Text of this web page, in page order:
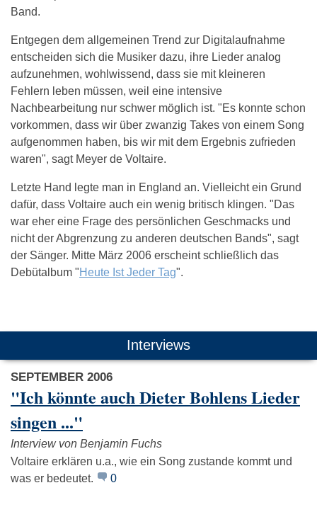
Band.
Entgegen dem allgemeinen Trend zur Digitalaufnahme
entscheiden sich die Musiker dazu, ihre Lieder analog
aufzunehmen, wohlwissend, dass sie mit kleineren
Fehlern leben müssen, weil eine intensive
Nachbearbeitung nur schwer möglich ist. "Es konnte schon
vorkommen, dass wir über zwanzig Takes von einem Song
aufgenommen haben, bis wir mit dem Ergebnis zufrieden
waren", sagt Meyer de Voltaire.
Letzte Hand legte man in England an. Vielleicht ein Grund
dafür, dass Voltaire auch ein wenig britisch klingen. "Das
war eher eine Frage des persönlichen Geschmacks und
nicht der Abgrenzung zu anderen deutschen Bands", sagt
der Sänger. Mitte März 2006 erscheint schließlich das
Debütalbum "Heute Ist Jeder Tag".
Das könnte Dich auch interessieren:
The Notwist Muff Potter The
Interviews
SEPTEMBER 2006
"Ich könnte auch Dieter Bohlens Lieder
singen ..."
Interview von Benjamin Fuchs
Voltaire erklären u.a., wie ein Song zustande kommt und
was er bedeutet.
0